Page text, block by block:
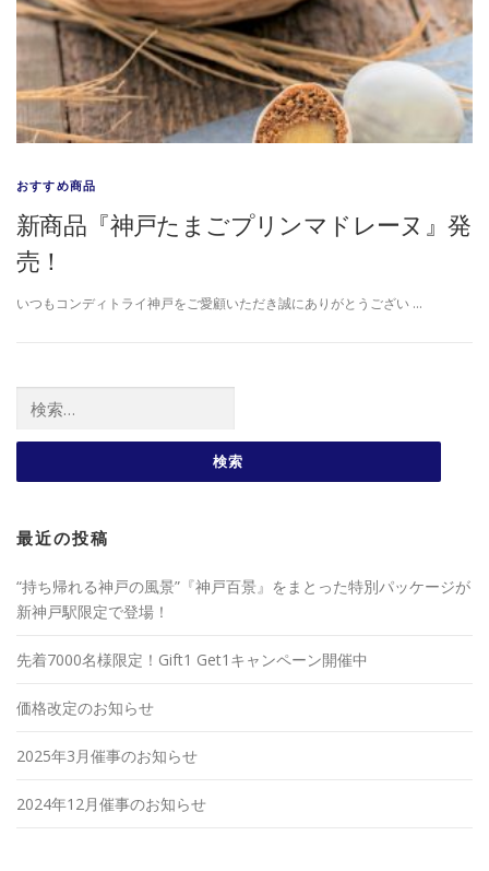
おすすめ商品
新商品『神戸たまごプリンマドレーヌ』発
売！
いつもコンディトライ神戸をご愛顧いただき誠にありがとうござい …
最近の投稿
“持ち帰れる神戸の風景”『神戸百景』をまとった特別パッケージが
新神戸駅限定で登場！
先着7000名様限定！Gift1 Get1キャンペーン開催中
価格改定のお知らせ
2025年3月催事のお知らせ
2024年12月催事のお知らせ